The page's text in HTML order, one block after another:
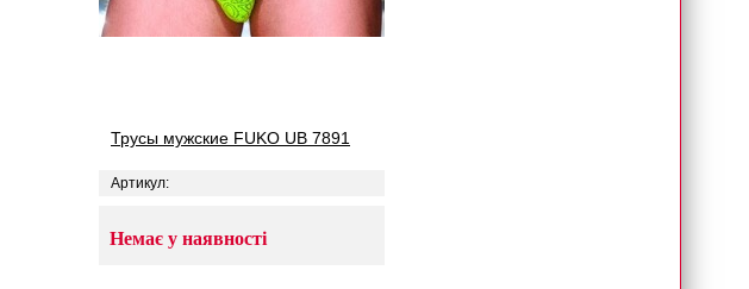
Трусы мужские FUKO UB 7891
Артикул:
Немає у наявності